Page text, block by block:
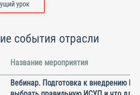
урок
события отрасли
Название мероприятия
Вебинар. Подготовка к внедрению